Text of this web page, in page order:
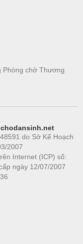
Phòng chờ Thương
do Sở Kế Hoạch
2007
Internet (ICP) số:
ngày 12/07/2007